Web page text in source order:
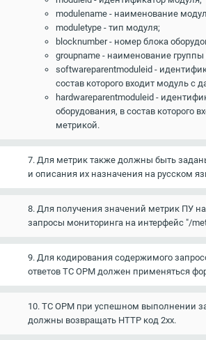
modulename - наименование
moduletype - тип модуля;
blocknumber - номер блока
groupname - наименование группы
softwareparentmoduleid -
состав которого входит модуль с
hardwareparentmoduleid -
оборудования, в состав которого
метрикой.
7. Для метрик также должны быть
и описания их назначения на русском
8. Для получения значений метрик ПУ
запросы мониторинга на интерфейс "/
9. Для кодирования содержимого
ответов ТС ОРМ должен применяться
10. ТС ОРМ при успешном выполнении
должны возвращать HTTP код 2xx.